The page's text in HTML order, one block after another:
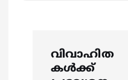
വിവാഹിത
കള്‍ക്ക്